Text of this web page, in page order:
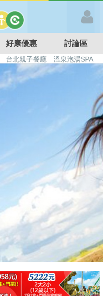
好康優惠 討論區
台北親子餐廳
溫泉泡湯SPA
日本親子景點